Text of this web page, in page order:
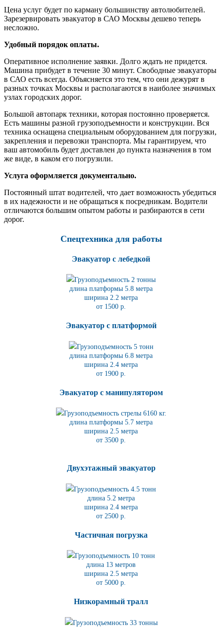
Цена услуг будет по карману большинству автолюбителей.
Зарезервировать эвакуатор в САО Москвы дешево теперь
несложно.
Удобный порядок оплаты.
Оперативное исполнение заявки. Долго ждать не придется.
Машина прибудет в течение 30 минут. Свободные эвакуаторы
в САО есть всегда. Объясняется это тем, что они дежурят в
разных точках Москвы и располагаются в наиболее значимых
узлах городских дорог.
Большой автопарк техники, которая постоянно проверяется.
Есть машины разной грузоподъемности и конструкции. Вся
техника оснащена специальным оборудованием для погрузки,
закрепления и перевозки транспорта. Мы гарантируем, что
ваш автомобиль будет доставлен до пункта назначения в том
же виде, в каком его погрузили.
Услуга оформляется документально.
Постоянный штат водителей, что дает возможность убедиться
в их надежности и не обращаться к посредникам. Водители
отличаются большим опытом работы и разбираются в сети
дорог.
Спецтехника для работы
Эвакуатор с лебедкой
Грузоподъемность 2 тонны
длина платформы 5.8 метра
ширина 2.2 метра
от 1500 р.
Эвакуатор с платформой
Грузоподъемность 5 тонн
длина платформы 6.8 метра
ширина 2.4 метра
от 1900 р.
Эвакуатор с манипулятором
Грузоподъемность стрелы 6160 кг.
длина платформы 5.7 метра
ширина 2.5 метра
от 3500 р.
Двухэтажный эвакуатор
Грузоподъемность 4.5 тонн
длина 5.2 метра
ширина 2.4 метра
от 2500 р.
Частичная погрузка
Грузоподъемность 10 тонн
длина 13 метров
ширина 2.5 метра
от 5000 р.
Низкорамный тралл
Грузоподъемность 33 тонны